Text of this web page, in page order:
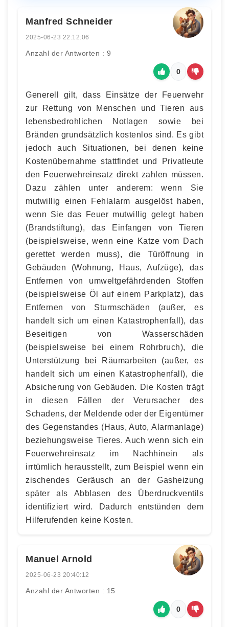
Manfred Schneider
2025-06-23 22:12:06
Anzahl der Antworten : 9
0
Generell gilt, dass Einsätze der Feuerwehr
zur Rettung von Menschen und Tieren aus
lebensbedrohlichen Notlagen sowie bei
Bränden grundsätzlich kostenlos sind. Es gibt
jedoch auch Situationen, bei denen keine
Kostenübernahme stattfindet und Privatleute
den Feuerwehreinsatz direkt zahlen müssen.
Dazu zählen unter anderem: wenn Sie
mutwillig einen Fehlalarm ausgelöst haben,
wenn Sie das Feuer mutwillig gelegt haben
(Brandstiftung), das Einfangen von Tieren
(beispielsweise, wenn eine Katze vom Dach
gerettet werden muss), die Türöffnung in
Gebäuden (Wohnung, Haus, Aufzüge), das
Entfernen von umweltgefährdenden Stoffen
(beispielsweise Öl auf einem Parkplatz), das
Entfernen von Sturmschäden (außer, es
handelt sich um einen Katastrophenfall), das
Beseitigen von Wasserschäden
(beispielsweise bei einem Rohrbruch), die
Unterstützung bei Räumarbeiten (außer, es
handelt sich um einen Katastrophenfall), die
Absicherung von Gebäuden. Die Kosten trägt
in diesen Fällen der Verursacher des
Schadens, der Meldende oder der Eigentümer
des Gegenstandes (Haus, Auto, Alarmanlage)
beziehungsweise Tieres. Auch wenn sich ein
Feuerwehreinsatz im Nachhinein als
irrtümlich herausstellt, zum Beispiel wenn ein
zischendes Geräusch an der Gasheizung
später als Abblasen des Überdruckventils
identifiziert wird. Dadurch entstünden dem
Hilferufenden keine Kosten.
Manuel Arnold
2025-06-23 20:40:12
Anzahl der Antworten : 15
0